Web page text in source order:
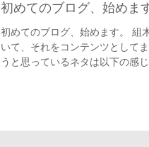
初めてのブログ、始めま
初めてのブログ、始めます。 組
いて、それをコンテンツとして
うと思っているネタは以下の感